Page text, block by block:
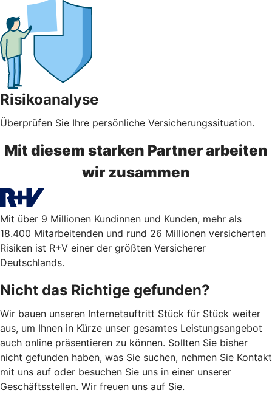
Risikoanalyse
Überprüfen Sie Ihre persönliche Versicherungssituation.
Mit diesem starken Partner arbeiten
wir zusammen
Mit über 9 Millionen Kundinnen und Kunden, mehr als
18.400 Mitarbeitenden und rund 26 Millionen versicherten
Risiken ist R+V einer der größten Versicherer
Deutschlands.
Nicht das Richtige gefunden?
Wir bauen unseren Internetauftritt Stück für Stück weiter
aus, um Ihnen in Kürze unser gesamtes Leistungsangebot
auch online präsentieren zu können. Sollten Sie bisher
nicht gefunden haben, was Sie suchen, nehmen Sie Kontakt
mit uns auf oder besuchen Sie uns in einer unserer
Geschäftsstellen. Wir freuen uns auf Sie.